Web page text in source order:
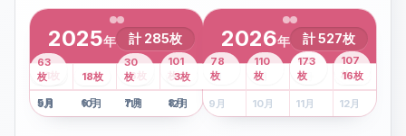
2025年 計 285枚
1月
2枚 2月 3月 4月
8枚
5月
41 枚
6月
13枚
7月
6枚
8月
101
枚
9月
63
枚
10月
18枚
11月
30
枚
12月
3枚
2026年 計527枚
1月 2月 3月
43
枚
4月
107
枚
5 月
78
枚
6月
110
枚
7月
173
枚
8月
16枚
9 月 10月 11月 12月